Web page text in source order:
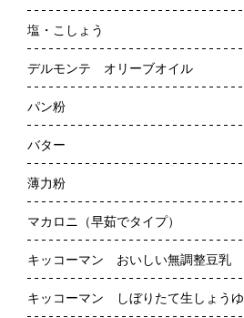
塩・こしょう
デルモンテ オリーブオイル
パン粉
バター
薄力粉
マカロニ（早茹でタイプ）
キッコーマン おいしい無調整豆乳
キッコーマン しぼりたて生しょうゆ